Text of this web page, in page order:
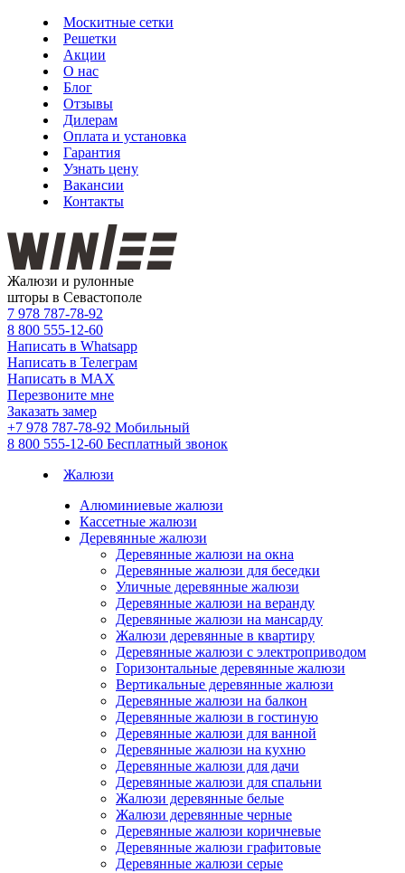
Москитные сетки
Решетки
Акции
О нас
Блог
Отзывы
Дилерам
Оплата и установка
Гарантия
Узнать цену
Вакансии
Контакты
Жалюзи и рулонные
шторы в Севастополе
7 978 787-78-92
8 800 555-12-60
Написать в Whatsapp
Написать в Телеграм
Написать в MAX
Перезвоните мне
Заказать замер
+7 978 787-78-92 Мобильный
8 800 555-12-60 Бесплатный звонок
Жалюзи
Алюминиевые жалюзи
Кассетные жалюзи
Деревянные жалюзи
Деревянные жалюзи на окна
Деревянные жалюзи для беседки
Уличные деревянные жалюзи
Деревянные жалюзи на веранду
Деревянные жалюзи на мансарду
Жалюзи деревянные в квартиру
Деревянные жалюзи с электроприводом
Горизонтальные деревянные жалюзи
Вертикальные деревянные жалюзи
Деревянные жалюзи на балкон
Деревянные жалюзи в гостиную
Деревянные жалюзи для ванной
Деревянные жалюзи на кухню
Деревянные жалюзи для дачи
Деревянные жалюзи для спальни
Жалюзи деревянные белые
Жалюзи деревянные черные
Деревянные жалюзи коричневые
Деревянные жалюзи графитовые
Деревянные жалюзи серые